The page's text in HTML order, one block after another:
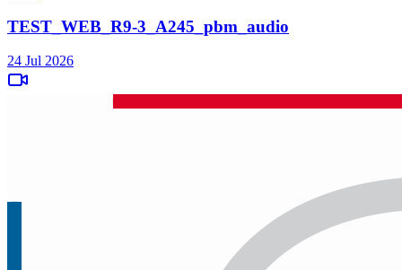
TEST_WEB_R9-3_A245_pbm_audio
24 Jul 2026